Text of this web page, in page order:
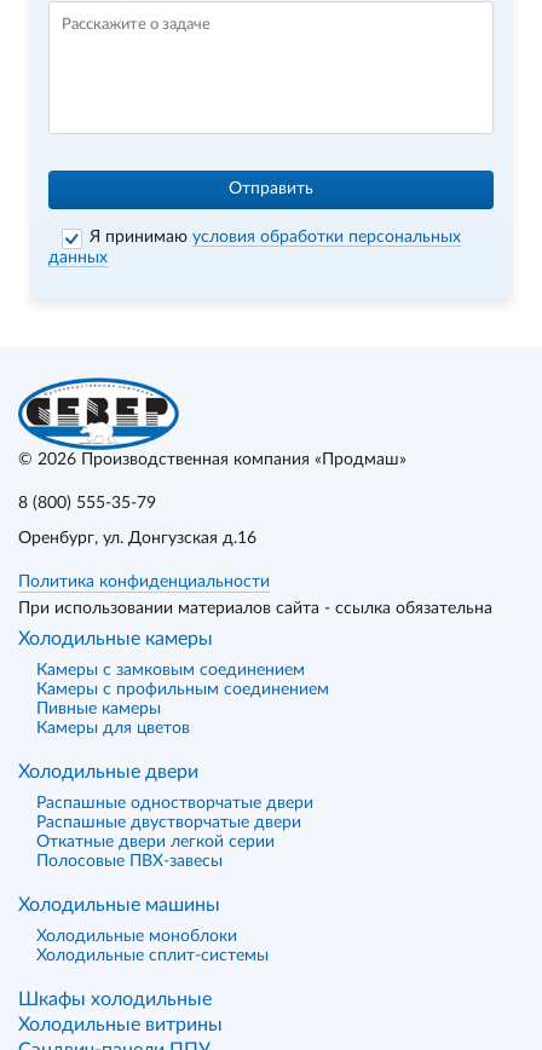
Отправить
Я принимаюусловия обработки персональных
данных
© 2026 Производственная компания «Продмаш»
8 (800) 555-35-79
Оренбург, ул. Донгузская д.16
Политика конфиденциальности
При использовании материалов сайта - ссылка обязательна
Холодильные камеры
Камеры с замковым соединением
Камеры с профильным соединением
Пивные камеры
Камеры для цветов
Холодильные двери
Распашные одностворчатые двери
Распашные двустворчатые двери
Откатные двери легкой серии
Полосовые ПВХ-завесы
Холодильные машины
Холодильные моноблоки
Холодильные сплит-системы
Шкафы холодильные
Холодильные витрины